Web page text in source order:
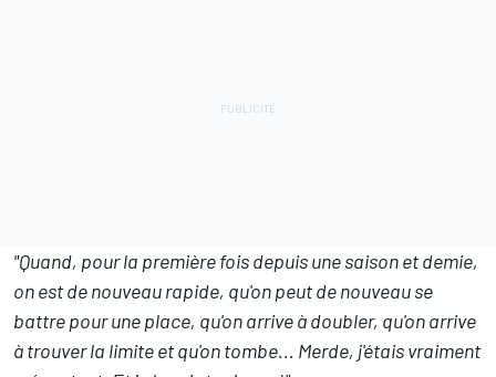
"Quand, pour la première fois depuis une saison et demie,
on est de nouveau rapide, qu'on peut de nouveau se
battre pour une place, qu'on arrive à doubler, qu'on arrive
à trouver la limite et qu'on tombe... Merde, j'étais vraiment